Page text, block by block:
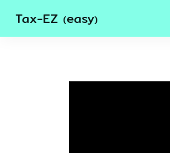
Tax-EZ (easy)